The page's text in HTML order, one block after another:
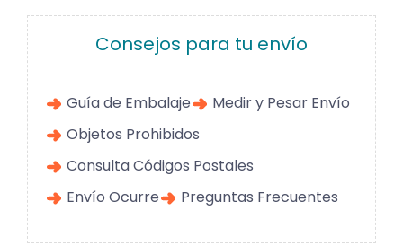
Consejos para tu envío
Guía de Embalaje
Medir y Pesar Envío
Objetos Prohibidos
Consulta Códigos Postales
Envío Ocurre
Preguntas Frecuentes